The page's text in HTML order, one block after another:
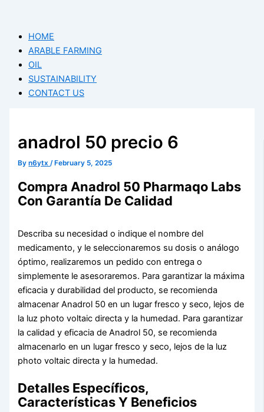
HOME
ARABLE FARMING
OIL
SUSTAINABILITY
CONTACT US
anadrol 50 precio 6
Byn6ytx/ February 5, 2025
Compra Anadrol 50 Pharmaqo Labs
Con Garantía De Calidad
Describa su necesidad o indique el nombre del
medicamento, y le seleccionaremos su dosis o análogo
óptimo, realizaremos un pedido con entrega o
simplemente le asesoraremos. Para garantizar la máxima
eficacia y durabilidad del producto, se recomienda
almacenar Anadrol 50 en un lugar fresco y seco, lejos de
la luz photo voltaic directa y la humedad. Para garantizar
la calidad y eficacia de Anadrol 50, se recomienda
almacenarlo en un lugar fresco y seco, lejos de la luz
photo voltaic directa y la humedad.
Detalles Específicos,
Características Y Beneficios